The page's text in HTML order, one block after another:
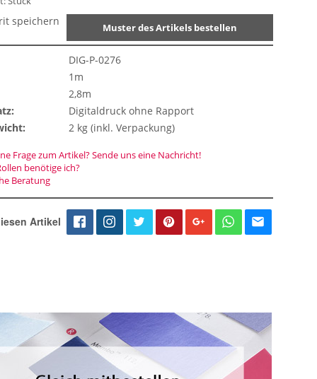
Muster des Artikels bestellen
speichern
DIG-P-0276
1m
2,8m
Digitaldruck ohne Rapport
2 kg (inkl. Verpackung)
Frage zum Artikel? Sende uns eine Nachricht!
benötige ich?
Beratung
Artikel